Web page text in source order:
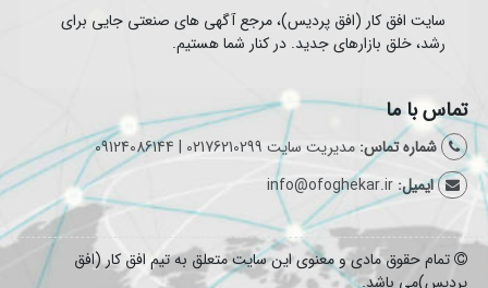
سایت افق کار (افق پردیس)، مرجع آگهی های صنعتی جایی برای
رشد، خلق بازارهای جدید. در کنار شما هستیم.
تماس با ما
شماره تماس:مدیریت سایت 02176210299 | 09124086144
ایمیل:info@ofoghekar.ir
تمام حقوق مادی و معنوی این سایت متعلق به تیم افق کار (افق
پردیس)می باشد.